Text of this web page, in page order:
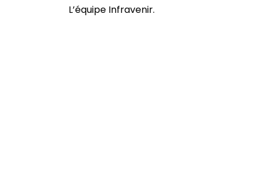
L’équipe Infravenir.